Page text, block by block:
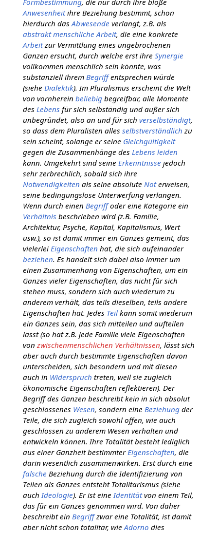
Anwesenheitihre Beziehung bestimmt, schon
hierdurch das Abwesende verlangt, z.B. als
abstrakt menschliche Arbeit, die eine konkrete
Arbeitzur Vermittlung eines ungebrochenen
Ganzen ersucht, durch welche erst ihre Synergie
vollkommen menschlich sein könnte, was
substanziell ihrem Begriffentsprechen würde
(siehe Dialektik). Im Pluralismus erscheint die Welt
von vornherein beliebigbegreifbar, alle Momente
des Lebens für sich selbständig und außer sich
unbegründet, also an und für sich verselbständigt,
so dass dem Pluralisten alles selbstverständlich zu
sein scheint, solange er seine Gleichgültigkeit
gegen die Zusammenhänge des Lebens leiden
kann. Umgekehrt sind seine Erkenntnisse jedoch
sehr zerbrechlich, sobald sich ihre
Notwendigkeiten als seine absolute Noterweisen,
seine bedingungslose Unterwerfung verlangen.
Wenn durch einen Begriffoder eine Kategorie ein
Verhältnis beschrieben wird (z.B. Familie,
Architektur, Psyche, Kapital, Kapitalismus, Wert
usw.), so ist damit immer ein Ganzes gemeint, das
vielerlei Eigenschaften hat, die sich aufeinander
beziehen. Es handelt sich dabei also immer um
einen Zusammenhang von Eigenschaften, um ein
Ganzes vieler Eigenschaften, das nicht für sich
stehen muss, sondern sich auch wiederum zu
anderem verhält, das teils dieselben, teils andere
Eigenschaften hat. Jedes Teilkann somit wiederum
ein Ganzes sein, das sich mitteilen und aufteilen
lässt (so hat z.B. jede Familie viele Eigenschaften
von zwischenmenschlichen Verhältnissen, lässt sich
aber auch durch bestimmte Eigenschaften davon
unterscheiden, sich besondern und mit diesen
auch in Widerspruch treten, weil sie zugleich
ökonomische Eigenschaften reflektieren). Der
Begriff des Ganzen beschreibt kein in sich absolut
geschlossenes Wesen, sondern eine Beziehungder
Teile, die sich zugleich sowohl offen, wie auch
geschlossen zu anderem Wesen verhalten und
entwickeln können. Ihre Totalität besteht lediglich
aus einer Ganzheit bestimmter Eigenschaften, die
darin wesentlich zusammenwirken. Erst durch eine
falsche Beziehung durch die Identifizierung von
Teilen als Ganzes entsteht Totalitarismus (siehe
auch Ideologie). Er ist eine Identitätvon einem Teil,
das für ein Ganzes genommen wird. Von daher
beschreibt ein Begriffzwar eine Totalität, ist damit
aber nicht schon totalitär, wie Adorno dies